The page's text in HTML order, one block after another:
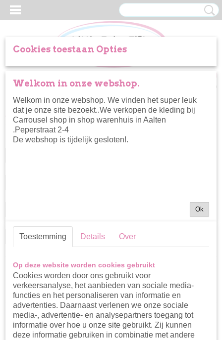
(0)
Home> Zwemkleding
Geslacht
Selecteer 1 of meerdere
Sorteer op:
Cookies toestaan Opties
Welkom in onze webshop.
Welkom in onze webshop. We vinden het super leuk
dat je onze site bezoekt..We verkopen de kleding bij
Carrousel shop in shop warenhuis in Aalten
.Peperstraat 2-4
De webshop is tijdelijk gesloten!.
Ok
Toestemming Details Over
Op deze website worden cookies gebruikt
Cookies worden door ons gebruikt voor
verkeersanalyse, het aanbieden van sociale media-
functies en het personaliseren van informatie en
advertenties. Daarnaast verlenen we onze sociale
media-, advertentie- en analysepartners toegang tot
informatie over hoe u onze site gebruikt. Zij kunnen
deze informatie gebruiken in combinatie met andere